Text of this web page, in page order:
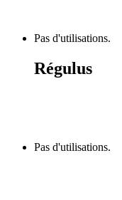
Pas d'utilisations.
Régulus
Pas d'utilisations.